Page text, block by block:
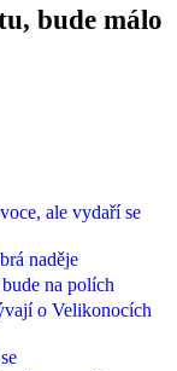
bude málo
ale vydaří se
naděje
na polích
o Velikonocích